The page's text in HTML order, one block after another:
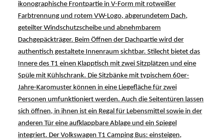
ikonographische Frontpartie in V-Form mit rotweißer
Farbtrennung und rotem VW-Logo, abgerundetem Dach,
geteilter Windschutzscheibe und abnehmbarem
Dachgepäckträger. Beim Öffnen der Dachpartie wird der
authentisch gestaltete Innenraum sichtbar. Stilecht bietet das
Innere des T1 einen Klapptisch mit zwei Sitzplätzen und eine
Spüle mit Kühlschrank. Die Sitzbänke mit typischem 60er-
Jahre-Karomuster können in eine Liegefläche für zwei
Personen umfunktioniert werden. Auch die Seitentüren lassen
sich öffnen, in ihnen ist ein Regal für Lebensmittel sowie in der
anderen Tür eine aufklappbare Ablage und ein Spiegel
integriert. Der Volkswagen T1 Camping Bus: einsteigen,